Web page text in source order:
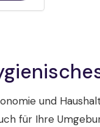
und
für Ihre